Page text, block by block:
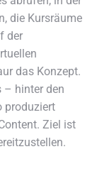
die Kursräume
der
das Konzept.
– hinter den
produziert
Ziel ist